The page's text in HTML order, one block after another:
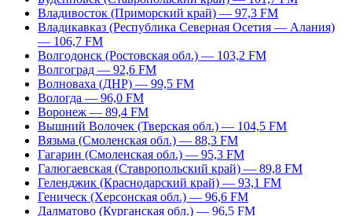
Владивосток (Приморский край) — 97,3 FM
Владикавказ (Республика Северная Осетия — Алания)
— 106,7 FM
Волгодонск (Ростовская обл.) — 103,2 FM
Волгоград — 92,6 FM
Волноваха (ДНР) — 99,5 FM
Вологда — 96,0 FM
Воронеж — 89,4 FM
Вышний Волочек (Тверская обл.) — 104,5 FM
Вязьма (Смоленская обл.) — 88,3 FM
Гагарин (Смоленская обл.) — 95,3 FM
Галюгаевская (Ставропольский край) — 89,8 FM
Геленджик (Краснодарский край) — 93,1 FM
Геническ (Херсонская обл.) — 96,6 FM
Далматово (Курганская обл.) — 96,5 FM